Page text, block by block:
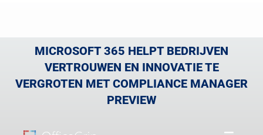
MICROSOFT 365 HELPT BEDRIJVEN
VERTROUWEN EN INNOVATIE TE
VERGROTEN MET COMPLIANCE MANAGER
PREVIEW